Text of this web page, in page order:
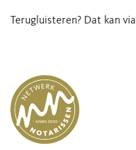
Terugluisteren? Dat kan via